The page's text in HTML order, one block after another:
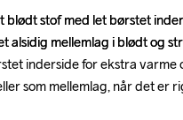
blødt stof med let børstet
alsidig mellemlag i blødt og
inderside for ekstra varme
som mellemlag, når det er
blødt stof med let børstet
alsidig mellemlag i blødt og
inderside for ekstra varme
som mellemlag, når det er